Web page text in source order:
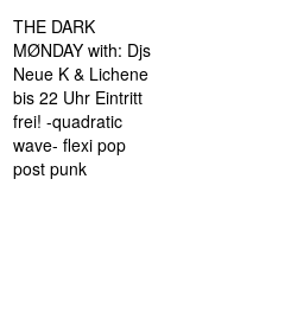
THE DARK
MØNDAY with: Djs
Neue K & Lichene
bis 22 Uhr Eintritt
frei! -quadratic
wave- flexi pop
post punk